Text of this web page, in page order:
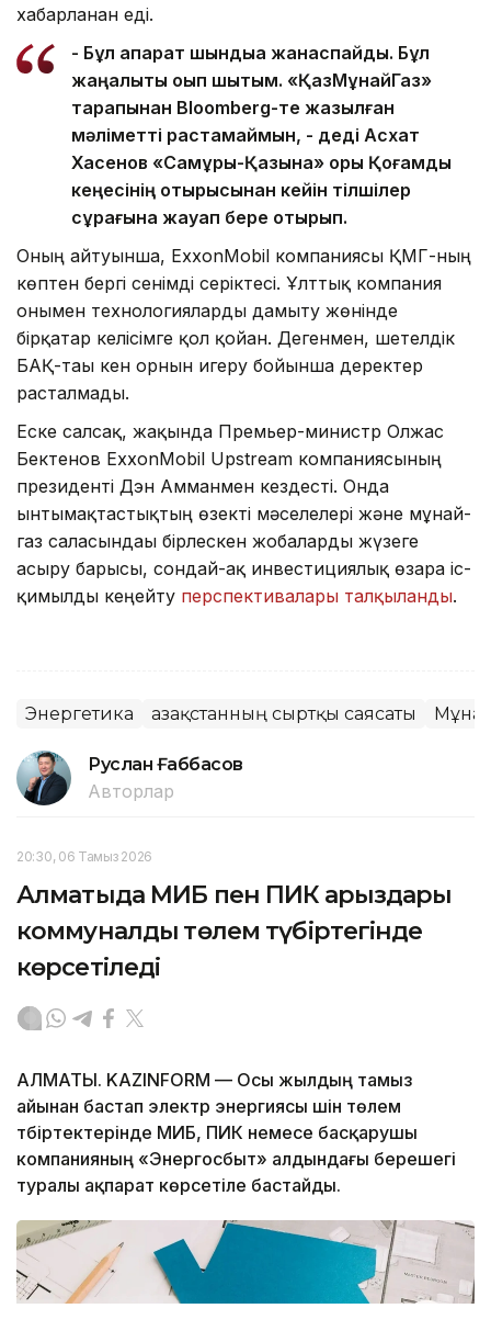
хабарланған еді.
- Бұл ақпарат шындыққа жанаспайды. Бұл
жаңалықты оқып шықтым. «ҚазМұнайГаз»
тарапынан Bloomberg-те жазылған
мәліметті растамаймын, - деді Асхат
Хасенов «Самұрық-Қазына» қоры Қоғамдық
кеңесінің отырысынан кейін тілшілер
сұрағына жауап бере отырып.
Оның айтуынша, ExxonMobil компаниясы ҚМГ-ның
көптен бергі сенімді серіктесі. Ұлттық компания
онымен технологияларды дамыту жөнінде
бірқатар келісімге қол қойған. Дегенмен, шетелдік
БАҚ-тағы кен орнын игеру бойынша деректер
расталмады.
Еске салсақ, жақында Премьер-министр Олжас
Бектенов ExxonMobil Upstream компаниясының
президенті Дэн Амманмен кездесті. Онда
ынтымақтастықтың өзекті мәселелері және мұнай-
газ саласындағы бірлескен жобаларды жүзеге
асыру барысы, сондай-ақ инвестициялық өзара іс-
қимылды кеңейту перспективалары талқыланды.
Энергетика Қазақстанның сыртқы саясаты
Руслан Ғаббасов
Авторлар
20:30, 06 Тамыз 2026
Алматыда МИБ пен ПИК қарыздары
коммуналдық төлем түбіртегінде
көрсетіледі
АЛМАТЫ. KAZINFORM — Осы жылдың тамыз
айынан бастап электр энергиясы үшін төлем
түбіртектерінде МИБ, ПИК немесе басқарушы
компанияның «Энергосбыт» алдындағы берешегі
туралы ақпарат көрсетіле бастайды.